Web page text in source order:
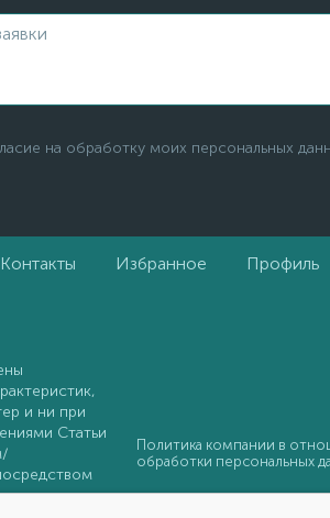
на обработку моих персональных
Контакты Избранное Профиль
и ни при
Статьи
не
Политика компании в
обработки персональных